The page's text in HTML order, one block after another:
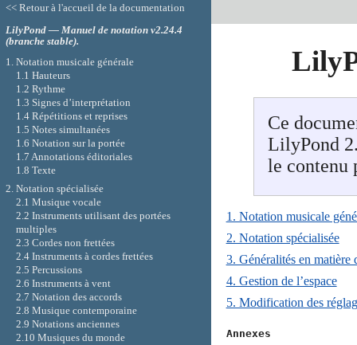
Ce
LilyPond
le contenu
1. Notation musicale
2. Notation spécialisée
3. Généralités en matière
4. Gestion de l’espace
5. Modification des
Annexes
<< Retour à l'accueil de la documentation
LilyPond — Manuel de notation v2.24.4
(branche stable).
1. Notation musicale générale
1.1 Hauteurs
1.2 Rythme
1.3 Signes d’interprétation
1.4 Répétitions et reprises
1.5 Notes simultanées
1.6 Notation sur la portée
1.7 Annotations éditoriales
1.8 Texte
2. Notation spécialisée
2.1 Musique vocale
2.2 Instruments utilisant des portées
multiples
2.3 Cordes non frettées
2.4 Instruments à cordes frettées
2.5 Percussions
2.6 Instruments à vent
2.7 Notation des accords
2.8 Musique contemporaine
2.9 Notations anciennes
2.10 Musiques du monde